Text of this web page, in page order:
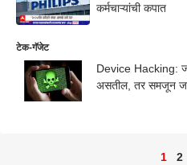
कर्मचाऱ्यांची कपात
टेक-गॅजेट
Device Hacking:
असतील, तर समजून जा
1 2